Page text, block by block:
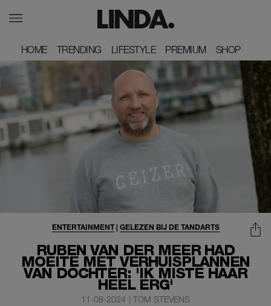
HOME
HOME TRENDING
TRENDING LIFESTYLE
LIFESTYLE PREMIUM
PREMIUM SHOP
SHOP
RUBEN VAN DER MEER HAD
MOEITE MET VERHUISPLANNEN
VAN DOCHTER: 'IK MISTE HAAR
HEEL ERG'
ENTERTAINMENT| GELEZEN BIJ DE TANDARTS
11-08-2024 | TOM STEVENS